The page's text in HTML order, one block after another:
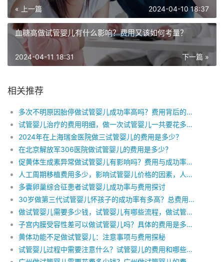
« 上一篇 2024-04-10 18:37
血糖高做试管婴儿有什么影响？费用又该如何考量？
下一篇 »
2024-04-11 18:31
相关推荐
多次不明原因胎停做试管婴儿成功率高吗？费用背后的希望与努力
试管婴儿治疗的费用明细，做一次试管婴儿一共要花多少钱，做试管婴儿钱分别花在哪了
2024年在上海瑞金医院做三试管婴儿的费用是多少？
在北京解放军306医院做试管婴儿的费用是多少？
促黄体生成素异常做试管婴儿有影响吗？费用与成功率的双重考量
人工周期移植费用多少，影响试管婴儿价格的因素，人工周期多久才能移植
多囊卵巢综合征患者试管婴儿成功率与费用探讨
30岁做第三代试管婴儿怀孩子的成功率有多高？总费用是多少？
做试管婴儿需要多少钱，试管婴儿有哪些流程，做试管婴儿有哪些费用
子宫内膜受容性差可以做试管婴儿吗？具体的费用是多少？
黄体功能不足做试管婴儿：注意事项与费用探秘
试管婴儿过程中需要注意什么？试管婴儿的费用和哪些因素有关？